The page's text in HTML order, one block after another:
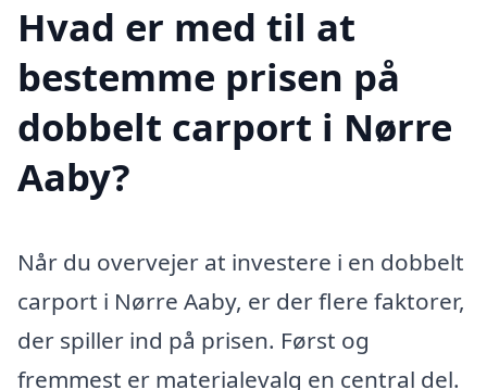
Hvad er med til at
bestemme prisen på
dobbelt carport i Nørre
Aaby?
Når du overvejer at investere i en dobbelt
carport i Nørre Aaby, er der flere faktorer,
der spiller ind på prisen. Først og
fremmest er materialevalg en central del.